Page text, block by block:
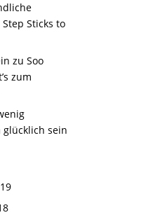
Sticks to
zuSoo
zum
glücklich sein